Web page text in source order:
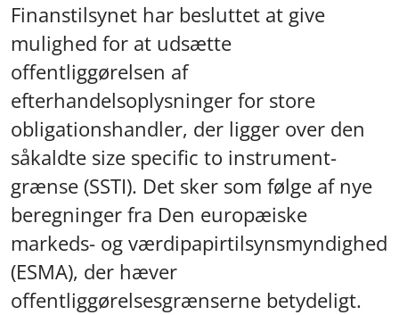
Finanstilsynet har besluttet at give
mulighed for at udsætte
offentliggørelsen af
efterhandelsoplysninger for store
obligationshandler, der ligger over den
såkaldte size specific to instrument-
grænse (SSTI). Det sker som følge af nye
beregninger fra Den europæiske
markeds- og værdipapirtilsynsmyndighed
(ESMA), der hæver
offentliggørelsesgrænserne betydeligt.